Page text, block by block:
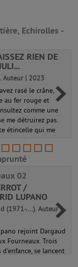
Echirolles -
RIEN DE
Auteur | 2023
rasé le crâne,
au fer rouge et
comme une
me détruirez pas.
étincelle qui me
et contre ...
02
/
LUPANO
(1971-....). Auteur |
rejoint Dargaud
Fourneaux. Trois
se lancent
vers